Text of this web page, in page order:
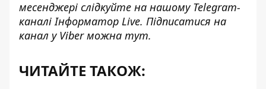
месенджері слідкуйте на нашому Telegram-
каналіІнформатор Live. Підписатися на
канал у Viber можна тут.
ЧИТАЙТЕ ТАКОЖ: